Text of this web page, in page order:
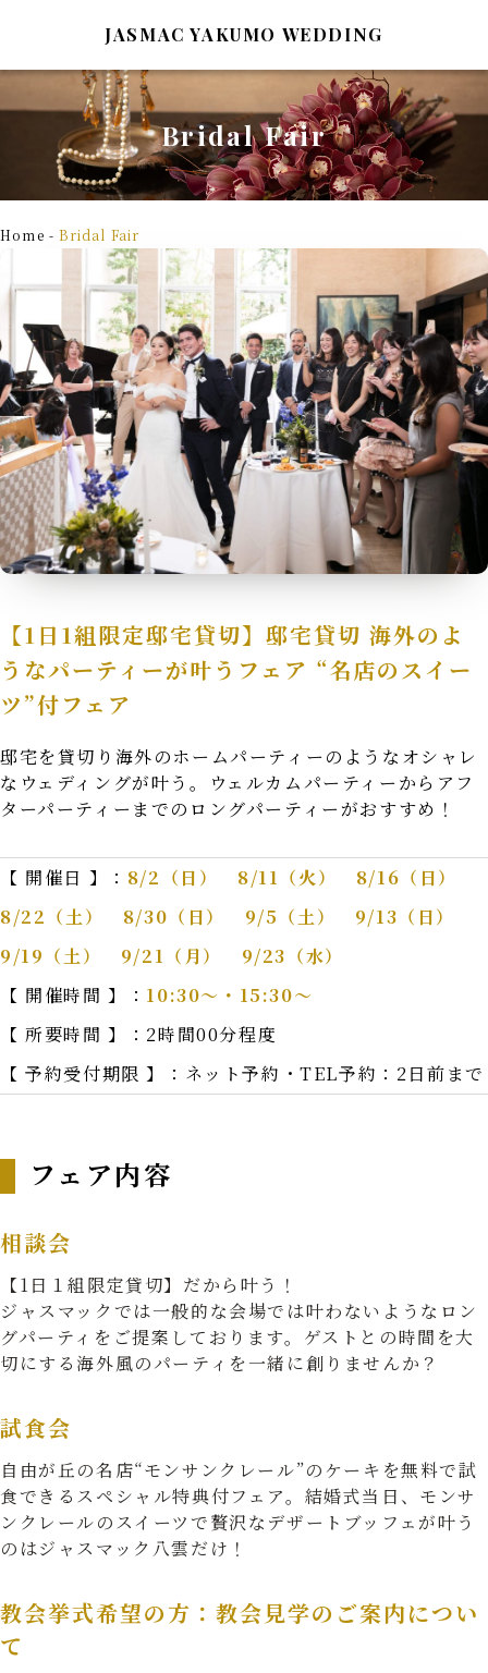
JASMAC YAKUMO WEDDING
Style&Plan
スタイル＆プラン
Architecture
建築の紹介
Ceremony&Party
挙式と披露宴
Cuisine&Item
料理とアイテム
Wedding Report
Bridal Fair
ブライダルフェア
Blog
ブログ
Access&Map
アクセスマップ
Reserve
見学予約
お問い合わせ 会社概要 プライバシーポリシー
Bridal Fair
Home - Bridal Fair
【1日1組限定邸宅貸切】邸宅貸切 海外のよ
うなパーティーが叶うフェア “名店のスイー
ツ”付フェア
邸宅を貸切り海外のホームパーティーのようなオシャレ
なウェディングが叶う。ウェルカムパーティーからアフ
ターパーティーまでのロングパーティーがおすすめ！
【 開催日 】： 8/2（日） 8/11（火） 8/16（日）
8/22（土） 8/30（日） 9/5（土） 9/13（日）
9/19（土） 9/21（月） 9/23（水）
【 開催時間 】： 10:30〜・15:30〜
【 所要時間 】： 2時間00分程度
【 予約受付期限 】： ネット予約・TEL予約：2日前まで
フェア内容
相談会
【1日１組限定貸切】だから叶う！
ジャスマックでは一般的な会場では叶わないようなロン
グパーティをご提案しております。ゲストとの時間を大
切にする海外風のパーティを一緒に創りませんか？
試食会
自由が丘の名店“モンサンクレール”のケーキを無料で試
食できるスペシャル特典付フェア。結婚式当日、モンサ
ンクレールのスイーツで贅沢なデザートブッフェが叶う
のはジャスマック八雲だけ！
教会挙式希望の方：教会見学のご案内につい
て